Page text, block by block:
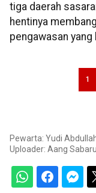
tiga daerah
hentinya
pengawasan
1
Pewarta: Yudi
Uploader: Aang